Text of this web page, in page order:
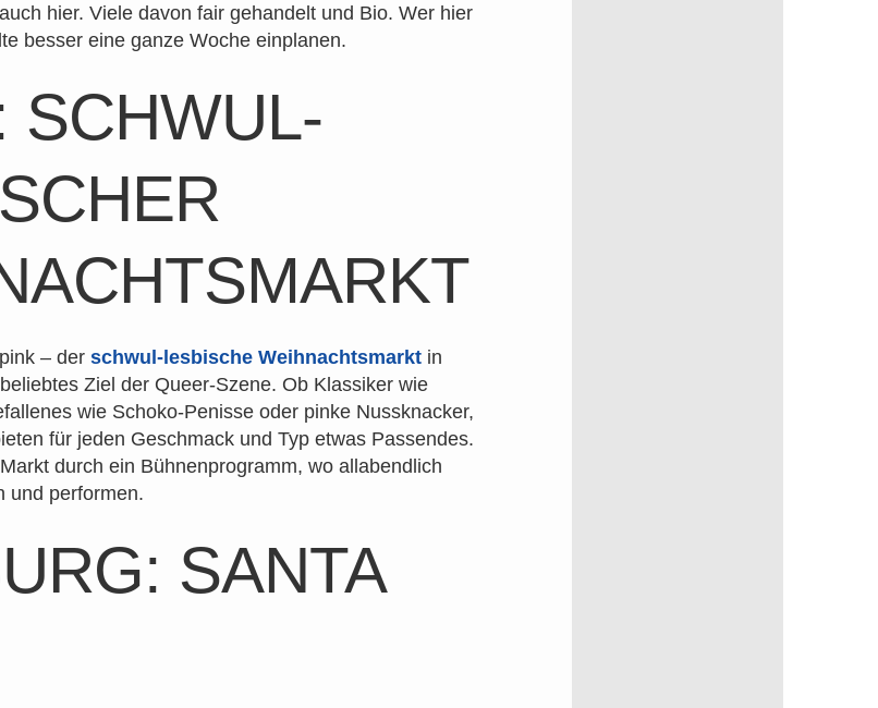
hier. Viele davon fair gehandelt und Bio. Wer hier
besser eine ganze Woche einplanen.
SCHWUL-
– der schwul-lesbische Weihnachtsmarktin
Ziel der Queer-Szene. Ob Klassiker wie
wie Schoko-Penisse oder pinke Nussknacker,
für jeden Geschmack und Typ etwas Passendes.
durch ein Bühnenprogramm, wo allabendlich
und performen.
SANTA